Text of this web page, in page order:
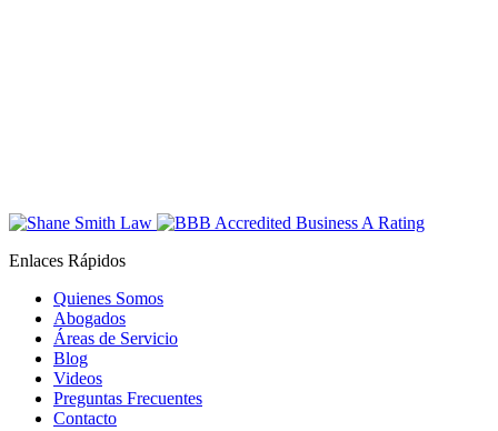
Enlaces Rápidos
Quienes Somos
Abogados
Áreas de Servicio
Blog
Videos
Preguntas Frecuentes
Contacto